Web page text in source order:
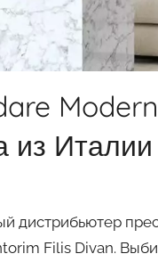
из Италии
дистрибьютер
Filis Divan.